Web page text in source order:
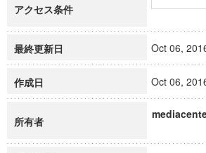
アクセス条件
最終更新日 Oct 06,
作成日 Oct 06,
所有者